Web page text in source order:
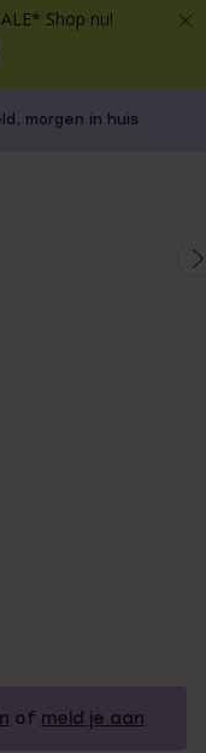
Shop nu!
morgen in huis
of meld je aan